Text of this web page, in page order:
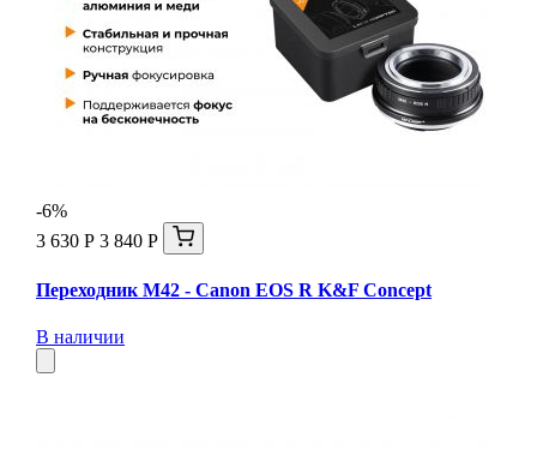
-6%
3 630 Р 3 840 Р
Переходник M42 - Canon EOS R K&F Concept
В наличии